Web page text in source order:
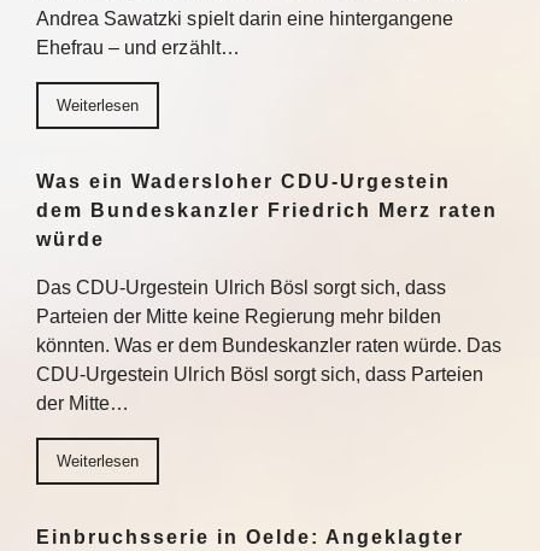
Andrea Sawatzki spielt darin eine hintergangene
Ehefrau – und erzählt…
Weiterlesen
Was ein Wadersloher CDU-Urgestein
dem Bundeskanzler Friedrich Merz raten
würde
Das CDU-Urgestein Ulrich Bösl sorgt sich, dass
Parteien der Mitte keine Regierung mehr bilden
könnten. Was er dem Bundeskanzler raten würde. Das
CDU-Urgestein Ulrich Bösl sorgt sich, dass Parteien
der Mitte…
Weiterlesen
Einbruchsserie in Oelde: Angeklagter